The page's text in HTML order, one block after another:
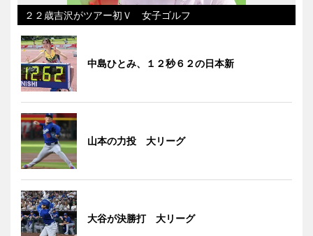
２２歳吉沢がツアー初Ｖ 女子ゴルフ
中島ひとみ、１２秒６２の日本新
山本の力投 大リーグ
大谷が決勝打 大リーグ